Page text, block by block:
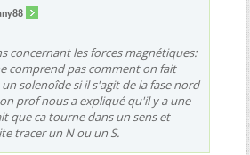
concernant les forces magnétiques:
comprend pas comment on fait
solenoîde si il s'agit de la fase nord
prof nous a expliqué qu'il y a une
que ca tourne dans un sens et
tracer un N ou un S.